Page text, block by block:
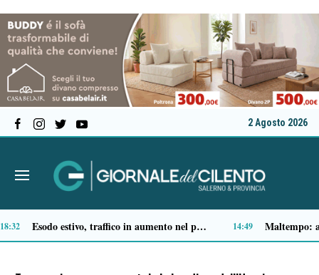
2 Agosto 2026
09:54 09:52